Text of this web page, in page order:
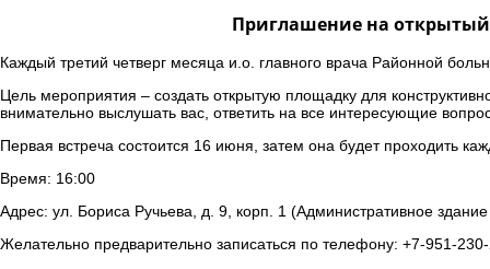
Приглашение на
Каждый третий четверг месяца и.о. главного врача Районной
Цель мероприятия – создать открытую площадку для
внимательно выслушать вас, ответить на все интересующие
Первая встреча состоится 16 июня, затем она будет проходить
Время: 16:00
Адрес: ул. Бориса Ручьева, д. 9, корп. 1 (Административное
Желательно предварительно записаться по телефону: +7-951-